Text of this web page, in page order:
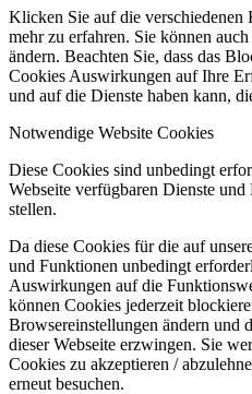
Klicken Sie auf die verschiedenen
mehr zu erfahren. Sie können
ändern. Beachten Sie, dass das
Cookies Auswirkungen auf Ihre
und auf die Dienste haben kann,
Notwendige Website Cookies
Diese Cookies sind unbedingt
Webseite verfügbaren Dienste
stellen.
Da diese Cookies für die auf
und Funktionen unbedingt
Auswirkungen auf die
können Cookies jederzeit
Browsereinstellungen ändern und
dieser Webseite erzwingen. Sie
Cookies zu akzeptieren /
erneut besuchen.